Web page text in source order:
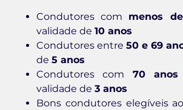
Condutores com menos
validade de 10 anos
Condutores entre 50 e 69
de 5 anos
Condutores com 70
validade de 3 anos
Bons condutores elegíveis